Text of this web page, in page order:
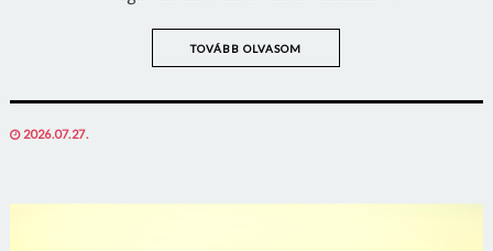
TOVÁBB OLVASOM
POSTED
2026.07.27.